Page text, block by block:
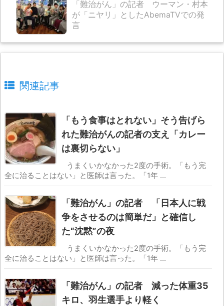
「難治がん」の記者 ウーマン・村本
が「ニヤリ」としたAbemaTVでの発
言
関連記事
「もう食事はとれない」そう告げら
れた難治がんの記者の支え「カレー
は裏切らない」
うまくいかなかった2度の手術。「もう完
全に治ることはない」と医師は言った。「1年 ...
「難治がん」の記者 「日本人に戦
争をさせるのは簡単だ」と確信し
た“沈黙”の夜
うまくいかなかった2度の手術。「もう完
全に治ることはない」と医師は言った。「1年 ...
「難治がん」の記者 減った体重35
キロ、羽生選手より軽く